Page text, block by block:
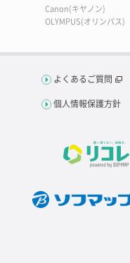
Canon(キヤノン)
OLYMPUS(オリンパス)
よくあるご質問
個人情報保護方針